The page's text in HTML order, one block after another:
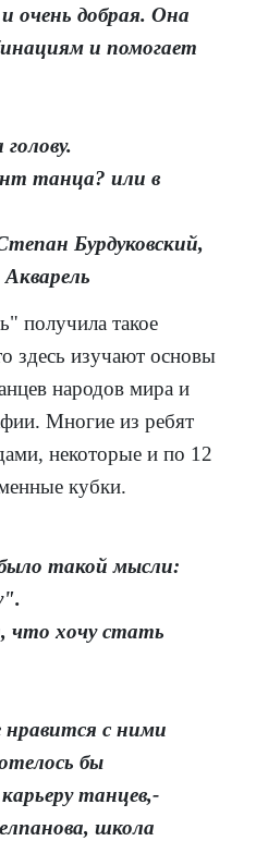
очень добрая. Она
и помогает
танца? или в
Бурдуковский,
получила такое
здесь изучают основы
народов мира и
Многие из ребят
некоторые и по 12
кубки.
такой мысли:
что хочу стать
с ними
бы
танцев,-
школа